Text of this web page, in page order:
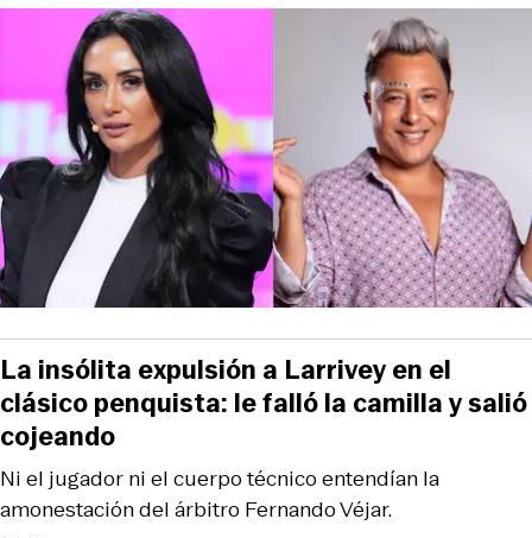
Ni el jugador ni el cuerpo técnico entendían la
amonestación del árbitro Fernando Véjar.
La insólita expulsión a Larrivey en el
clásico penquista: le falló la camilla y salió
cojeando